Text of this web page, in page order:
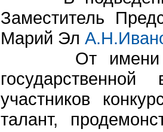
Заместитель
Марий Эл
От имени
участников
талант,